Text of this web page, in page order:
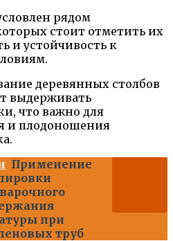
рядом
стоит отметить их
и устойчивость к
деревянных столбов
выдерживать
что важно для
и плодоношения
Применение
при
труб